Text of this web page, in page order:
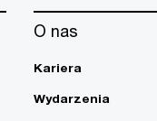
O nas
Kariera
Wydarzenia